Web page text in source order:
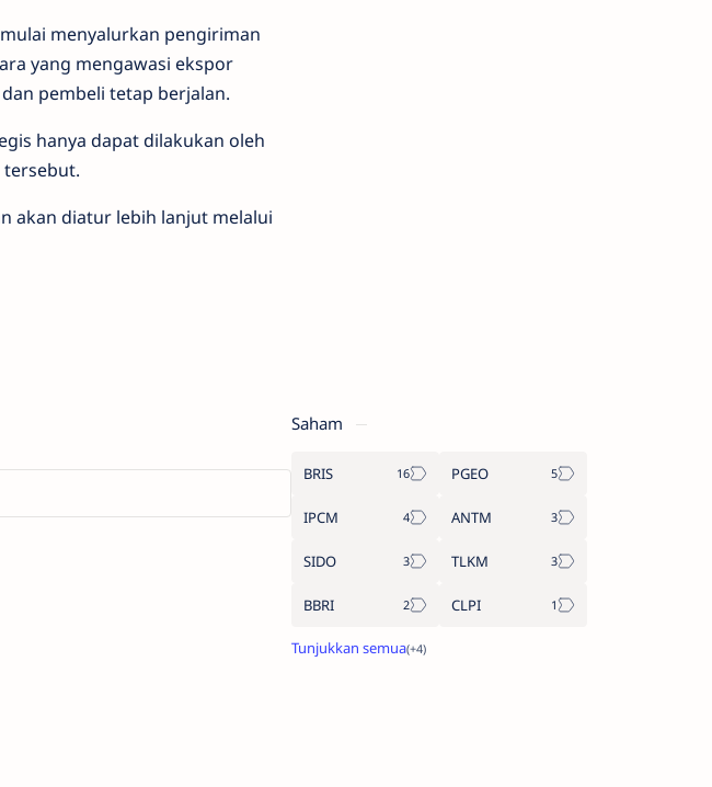
menyalurkan pengiriman
yang mengawasi ekspor
pembeli tetap berjalan.
hanya dapat dilakukan oleh
tersebut.
akan diatur lebih lanjut melalui
Saham
BRIS PGEO
IPCM ANTM
SIDO TLKM
BBRI CLPI